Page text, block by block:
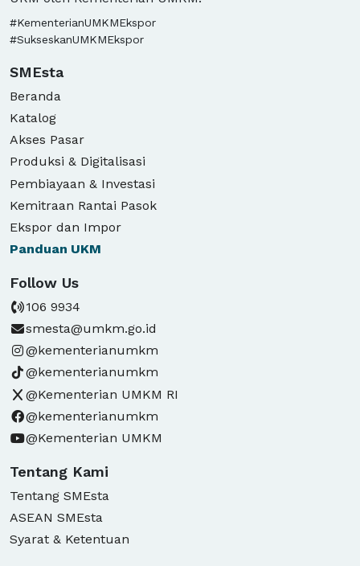
#KementerianUMKMEkspor
#SukseskanUMKMEkspor
SMEsta
Beranda
Katalog
Akses Pasar
Produksi & Digitalisasi
Pembiayaan & Investasi
Kemitraan Rantai Pasok
Ekspor dan Impor
Panduan UKM
Follow Us
106 9934
smesta@umkm.go.id
@kementerianumkm
@kementerianumkm
@Kementerian UMKM RI
@kementerianumkm
@Kementerian UMKM
Tentang Kami
Tentang SMEsta
ASEAN SMEsta
Syarat & Ketentuan